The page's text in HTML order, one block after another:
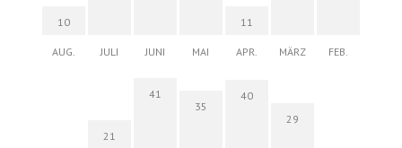
10
AUG. JULI JUNI MAI
11
APR. MÄRZ FEB.
21
41
35
40
29